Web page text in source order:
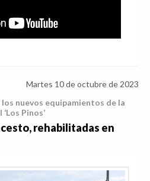
Martes 10 de octubre de 2023
nuevos equipamientos de la
Pinos’
rehabilitadas en